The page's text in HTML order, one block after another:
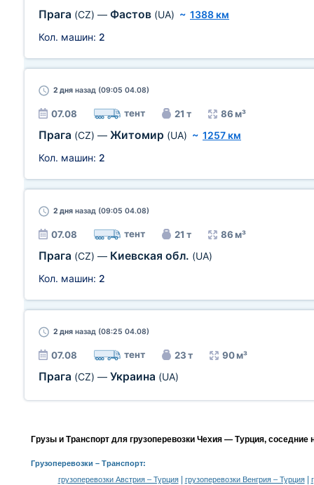
Прага (CZ) — Фастов (UA) ~ 1388 км
Кол. машин: 2
2 дня назад (09:05 04.08)
07.08 тент 21 т 86 м³
Прага (CZ) — Житомир (UA) ~ 1257 км
Кол. машин: 2
2 дня назад (09:05 04.08)
07.08 тент 21 т 86 м³
Прага (CZ) — Киевская обл. (UA)
Кол. машин: 2
2 дня назад (08:25 04.08)
07.08 тент 23 т 90 м³
Прага (CZ) — Украина (UA)
Грузы и Транспорт для грузоперевозки Чехия — Турция, соседние
Грузоперевозки – Транспорт:
грузоперевозки Австрия – Турция| грузоперевозки Венгрия – Турция|